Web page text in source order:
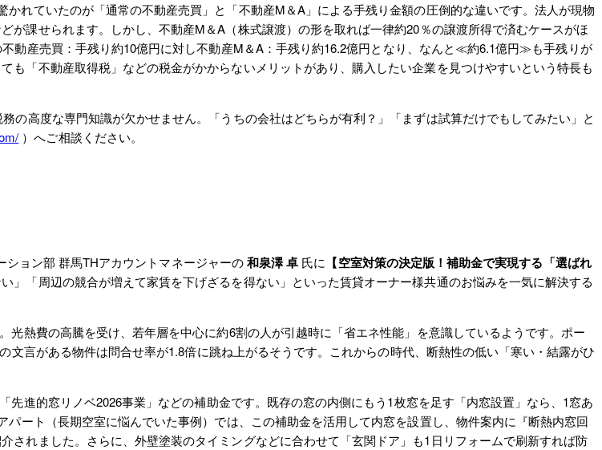
れていたのが「通常の不動産売買」と「不動産M＆A」による手残り金額の圧倒的な違いです。法人が現物
課せられます。しかし、不動産M＆A（株式譲渡）の形を取れば一律約20％の譲渡所得で済むケースがほ
動産売買：手残り約10億円に対し不動産M＆A：手残り約16.2億円となり、なんと≪約6.1億円≫も手残りが
「不動産取得税」などの税金がかからないメリットがあり、購入したい企業を見つけやすいという特長も
の高度な専門知識が欠かせません。「うちの会社はどちらが有利？」「まずは試算だけでもしてみたい」と
）へご相談ください。
ョン部 群馬THアカウントマネージャーの和泉澤 卓 氏に 【空室対策の決定版！補助金で実現する「選ばれ
」「周辺の競合が増えて家賃を下げざるを得ない」といった賃貸オーナー様共通のお悩みを一気に解決する
熱費の高騰を受け、若年層を中心に約6割の人が引越時に「省エネ性能」を意識しているようです。ポー
言がある物件は問合せ率が1.8倍に跳ね上がるそうです。これからの時代、断熱性の低い「寒い・結露がひ
先進的窓リノベ2026事業」などの補助金です。既存の窓の内側にもう1枚窓を足す「内窓設置」なら、1窓あ
ート（長期空室に悩んでいた事例）では、この補助金を活用して内窓を設置し、物件案内に『断熱内窓回
れました。さらに、外壁塗装のタイミングなどに合わせて「玄関ドア」も1日リフォームで刷新すれば防